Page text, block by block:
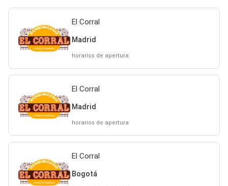
El Corral
Madrid
horarios de apertura
El Corral
Madrid
horarios de apertura
El Corral
Bogotá